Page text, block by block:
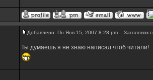
Добавлено: Пн Янв 15, 2007 8:28 pm Заголовок
Ты думаешь я не знаю написал чтоб читали!